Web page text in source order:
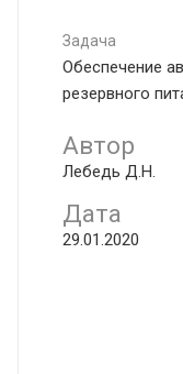
Задача
Обеспечение
резервного
Автор
Лебедь Д.Н.
Дата
29.01.2020